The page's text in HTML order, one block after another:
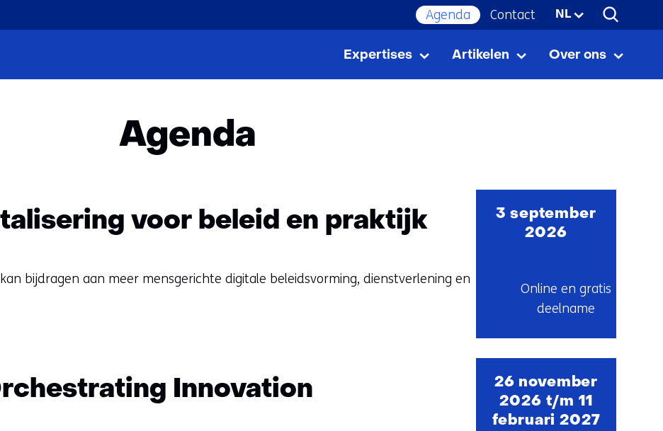
inhoud
Agenda
Contact
Geselecteerde
taal:
NL
Expertises Expertises
Uitklappen
Artikelen Artikelen
Uitklappen
Over ons
Over
ons
Agenda
voor beleid en praktijk
3 september
2026
Online en gratis
deelname
bijdragen aan meer mensgerichte digitale beleidsvorming, dienstverlening en
Innovation
26 november
2026 t/m 11
februari 2027